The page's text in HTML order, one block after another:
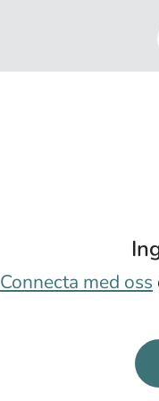
Connecta med oss